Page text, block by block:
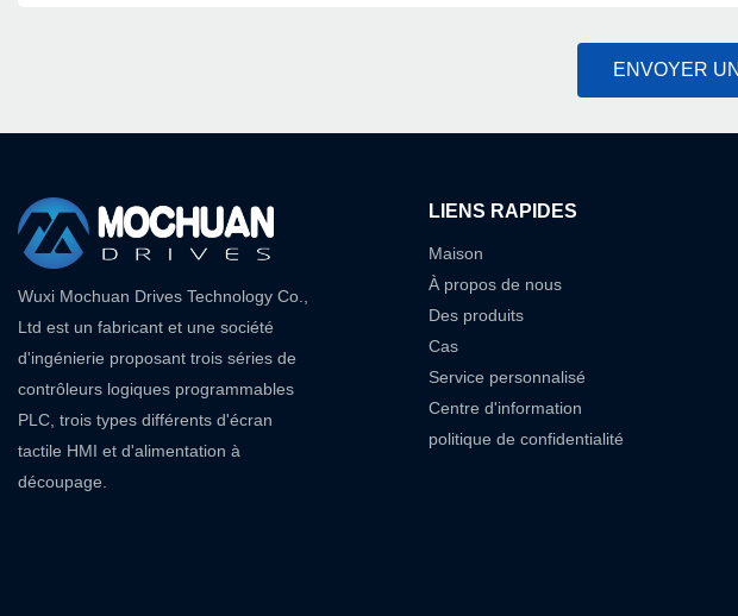
ENVOYER
Wuxi Mochuan Drives Technology Co.,
Ltd est un fabricant et une société
d'ingénierie proposant trois séries de
contrôleurs logiques programmables
PLC, trois types différents d'écran
tactile HMI et d'alimentation à
découpage.
LIENS RAPIDES
Maison
À propos de nous
Des produits
Cas
Service personnalisé
Centre d'information
politique de confidentialité